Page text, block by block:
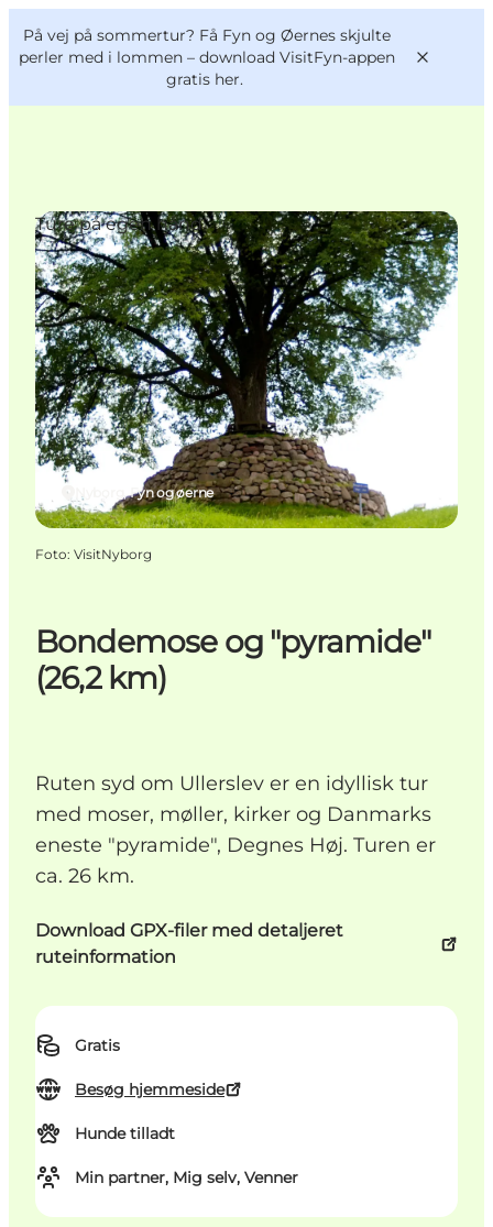
På vej på sommertur? Få Fyn og Øernes skjulte
perler med i lommen – download VisitFyn-appen
gratis her.
Oplevelser
Outdoor
Mad og drikke
Overnatning
Book lokale oplevelser
VisitFyn
Deutsch
Bondemose og "pyramide"
(26,2 km)
Ruten syd om Ullerslev er en idyllisk tur
med moser, møller, kirker og Danmarks
eneste "pyramide", Degnes Høj. Turen er
ca. 26 km.
Download GPX-filer med detaljeret
ruteinformation
Gratis
Besøg hjemmeside
Hunde tilladt
Min partner, Mig selv, Venner
Nyborg, Fyn og øerne
Ture på egen hånd
Foto: VisitNyborg